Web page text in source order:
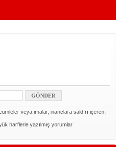
veya imalar, inançlara saldırı içeren,
harflerle yazılmış yorumlar